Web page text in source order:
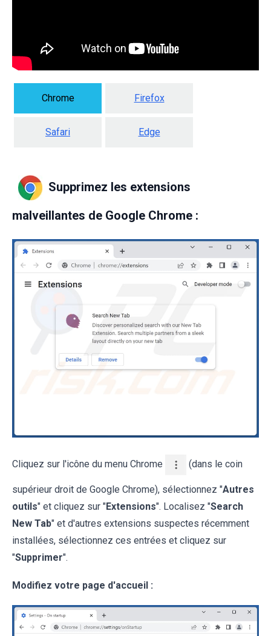
Chrome Firefox
Safari Edge
Supprimez les extensions
malveillantes de Google Chrome :
Cliquez sur l'icône du menu Chrome (dans le coin
supérieur droit de Google Chrome), sélectionnez "Autres
outils" et cliquez sur "Extensions". Localisez "Search
New Tab" et d'autres extensions suspectes récemment
installées, sélectionnez ces entrées et cliquez sur
"Supprimer".
Modifiez votre page d'accueil :